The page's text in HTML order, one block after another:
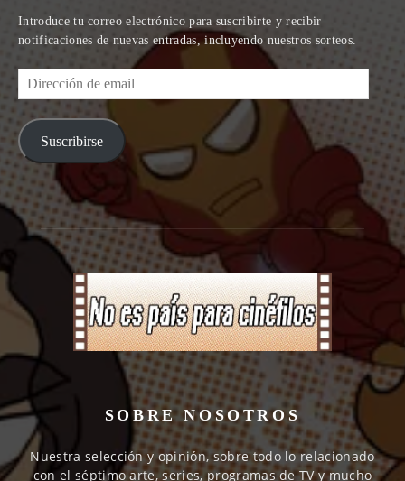
Introduce tu correo electrónico para suscribirte y recibir
notificaciones de nuevas entradas, incluyendo nuestros sorteos.
Dirección
de
email
Suscribirse
SOBRE NOSOTROS
Nuestra selección y opinión, sobre todo lo relacionado
con el séptimo arte, series, programas de TV y mucho